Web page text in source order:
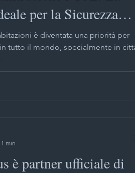
di sicurezza
Milano
per la Sicurezza
è diventata una priorità per
tutto il mondo, specialmente in
è partner ufficiale di
min